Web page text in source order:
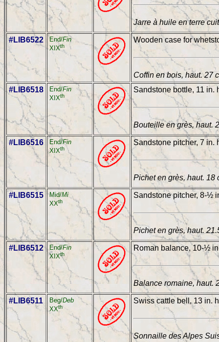
Jarre à huile en terre
#LIB6522 End/Fin
XIXth
Wooden case for
Coffin en bois, haut. 27
#LIB6518
End/Fin
XIXth
Sandstone bottle, 11 in.
Bouteille en grès, haut.
#LIB6516 End/Fin
XIXth
Sandstone pitcher, 7 in.
Pichet en grès, haut. 18
#LIB6515 Mid/Mi
XXth
Sandstone pitcher, 8-½
Pichet en grès, haut.
#LIB6512 End/Fin
XIXth
Roman balance, 10-½
Balance romaine, haut.
#LIB6511 Beg/Deb
XXth
Swiss cattle bell, 13 in.
Sonnaille des Alpes